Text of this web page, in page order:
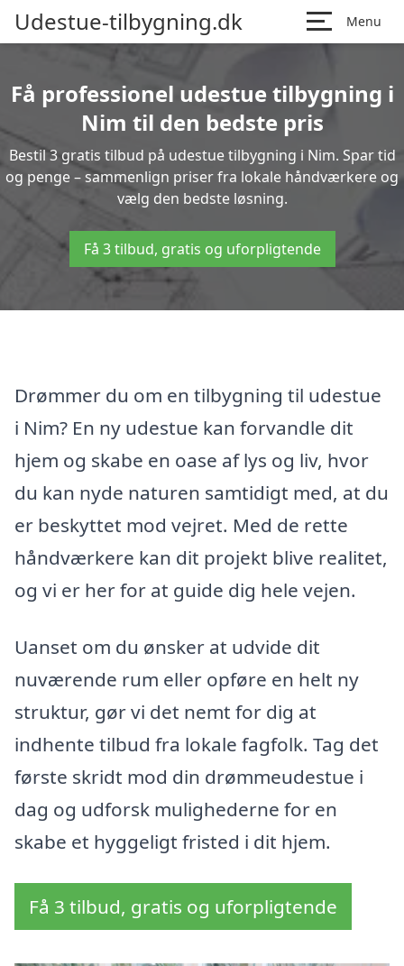
Udestue-tilbygning.dk Menu
Få professionel udestue tilbygning i
Nim til den bedste pris
Bestil 3 gratis tilbud på udestue tilbygning i Nim. Spar tid
og penge – sammenlign priser fra lokale håndværkere og
vælg den bedste løsning.
Få 3 tilbud, gratis og uforpligtende
Drømmer du om en tilbygning til udestue
i Nim? En ny udestue kan forvandle dit
hjem og skabe en oase af lys og liv, hvor
du kan nyde naturen samtidigt med, at du
er beskyttet mod vejret. Med de rette
håndværkere kan dit projekt blive realitet,
og vi er her for at guide dig hele vejen.
Uanset om du ønsker at udvide dit
nuværende rum eller opføre en helt ny
struktur, gør vi det nemt for dig at
indhente tilbud fra lokale fagfolk. Tag det
første skridt mod din drømmeudestue i
dag og udforsk mulighederne for en
skabe et hyggeligt fristed i dit hjem.
Få 3 tilbud, gratis og uforpligtende